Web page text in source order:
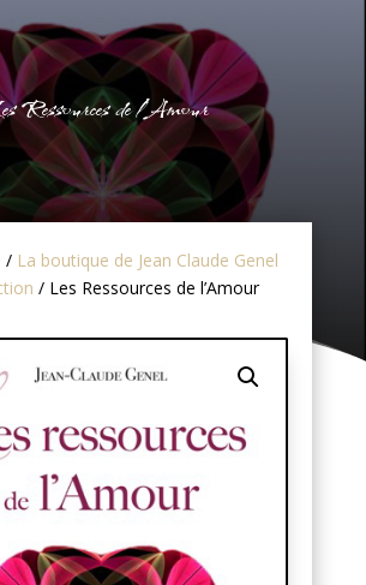
Ressources de l’Amour
/ La boutique de Jean Claude Genel
/ Les Ressources de l’Amour